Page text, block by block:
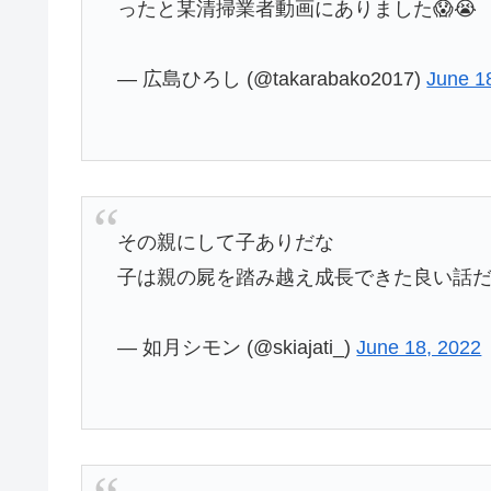
ったと某清掃業者動画にありました😱😭
— 広島ひろし (@takarabako2017)June
その親にして子ありだな
子は親の屍を踏み越え成長できた良い話だ
— 如月シモン (@skiajati_)June 18, 2022